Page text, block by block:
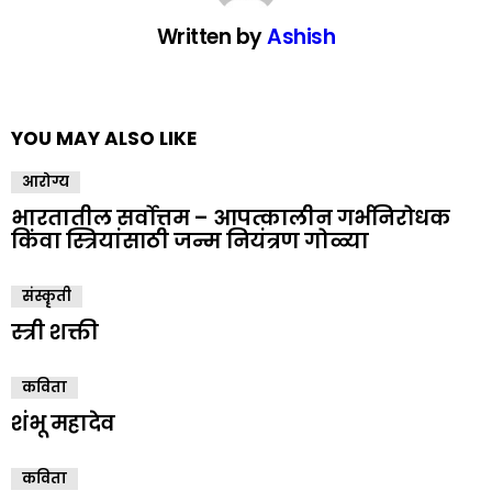
Written byAshish
YOU MAY ALSO LIKE
आरोग्य
भारतातील सर्वोत्तम – आपत्कालीन गर्भनिरोधक
किंवा स्त्रियांसाठी जन्म नियंत्रण गोळ्या
संस्कॄती
स्त्री शक्ती
कविता
शंभू महादेव
कविता